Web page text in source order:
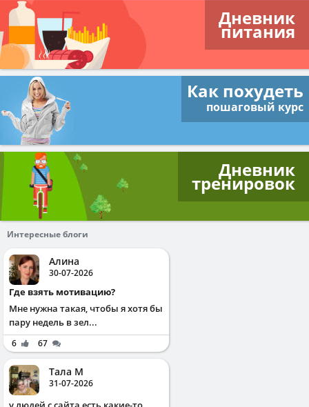
Дневник
питания
Как похудеть
пошаговый курс
Дневник
тренировок
Интересные блоги
Алина
30-07-2026
Где взять мотивацию?
Мне нужна такая, чтобы я хотя бы
пару недель в зел...
6 67
Тала М
31-07-2026